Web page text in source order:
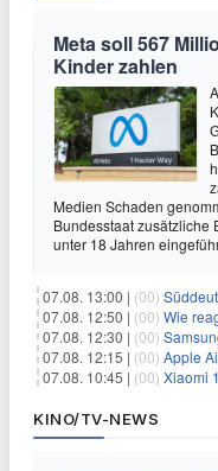
Meta soll 567
Kinder zahlen
Medien Schaden
Bundesstaat zusätzliche
unter 18 Jahren
07.08. 13:00 | (00)
07.08. 12:50 | (00) Wie
07.08. 12:30 | (00) Samsung Galaxy
07.08. 12:15 | (00) Apple AirTag 4er
07.08. 10:45 | (00) Xiaomi 17T Pro
KINO/TV-NEWS